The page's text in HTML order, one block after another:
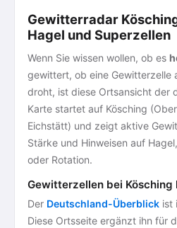
Gewitterradar
Hagel und Superzellen
Wenn Sie wissen wollen, ob es
gewittert, ob eine Gewitterzelle
droht, ist diese Ortsansicht der
Karte startet auf Kösching
Eichstätt) und zeigt aktive
Stärke und Hinweisen auf
oder Rotation.
Gewitterzellen bei
Der Deutschland-Überblick ist
Diese Ortsseite ergänzt ihn für